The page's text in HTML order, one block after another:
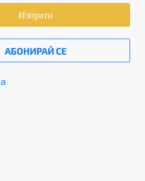
Изпрати
АБОНИРАЙ СЕ